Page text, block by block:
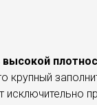
крупный
исключительно